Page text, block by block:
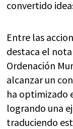
convertido
Entre las
destaca el
Ordenación
alcanzar un
ha optimizado
logrando una
traduciendo